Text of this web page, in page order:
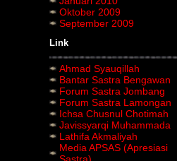
Oktober 2009
September 2009
Link
Ahmad Syauqillah
Bantar Sastra Bengawan
Forum Sastra Jombang
Forum Sastra Lamongan
Ichsa Chusnul Chotimah
Javissyarqi Muhammada
Lathifa Akmaliyah
Media APSAS (Apresiasi
Sastra)